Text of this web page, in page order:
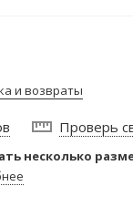
и возвраты
Проверь
несколько